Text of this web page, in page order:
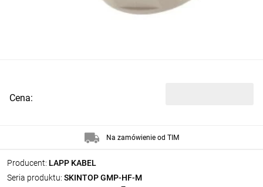
Producent: LAPP KABEL
Seria produktu: SKINTOP GMP-HF-M
Cena:
Na zamówienie od TIM